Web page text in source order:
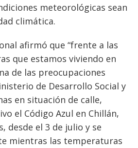
meteorológicas sean
climática.
afirmó que “frente a las
que estamos viviendo en
de las preocupaciones
de Desarrollo Social y
en situación de calle,
el Código Azul en Chillán,
desde el 3 de julio y se
mientras las temperaturas